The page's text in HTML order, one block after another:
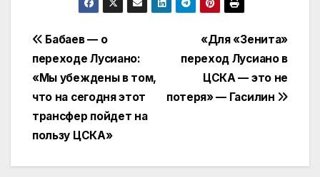
Навигация
по
записям
«Для «Зенита»
переход Лусиано в
ЦСКА — это не
потеря» — Гасилин
Бабаев — о
переходе Лусиано:
«Мы убеждены в том,
что на сегодня этот
трансфер пойдет на
пользу ЦСКА»